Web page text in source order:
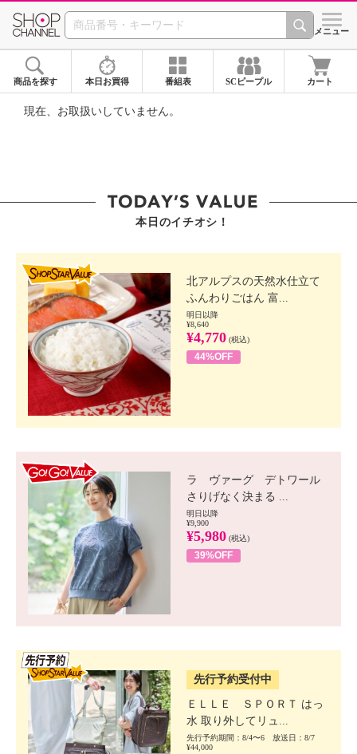
SHOP CHANNEL ショッ
メニュー
商品を探す 本日お買得 番組表 SCピープル カート
現在、お取扱いしていません。
本日のイチオシ！
北アルプスの天然水仕立て
ふんわりごはん 富...
明日以降
¥8,640
¥4,770 (税込)
44%OFF
ラ ヴァーグ デトワール
さりげなく決まる ...
明日以降
¥9,900
¥5,980 (税込)
39%OFF
先行予約受付中
ＥＬＬＥ ＳＰＯＲＴ はっ
水 取り外してリュ...
先行予約期間：8/4〜6 放送日：8/7
¥44,000